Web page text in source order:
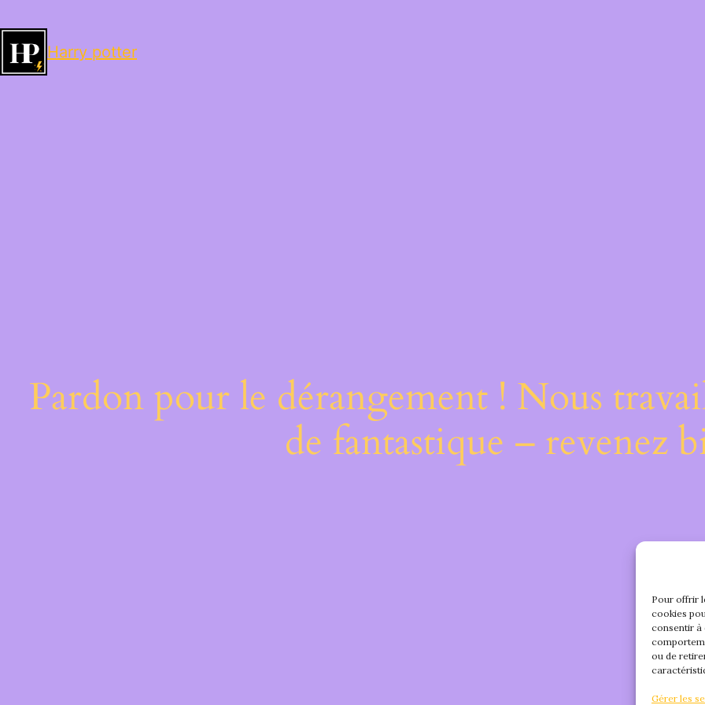
Pour offrir
cookies
consentir à
ou de
Gérer les
Harry potter
Pardon pour le dérangement ! Nous
de fantastique – revenez